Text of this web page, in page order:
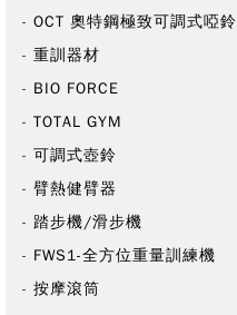
OCT 奧特鋼極致可調式啞鈴
重訓器材
BIO FORCE
TOTAL GYM
可調式壺鈴
臂熱健臂器
踏步機/滑步機
FWS1-全方位重量訓練機
按摩滾筒